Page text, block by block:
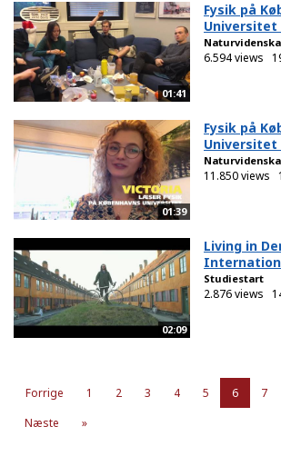
01:41
Fysik på
6.594 views
01:39
Fysik på
Universitet
11.850 views
02:09
Living in
Studiestart
2.876 views
Forrige 1 2 3 4 5 6 7
Næste
»